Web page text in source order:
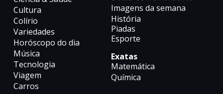
Cultura
Colírio
Variedades
Horóscopo do dia
Música
Tecnologia
Viagem
Carros
Imagens da semana
História
Piadas
Esporte
Exatas
Matemática
Química